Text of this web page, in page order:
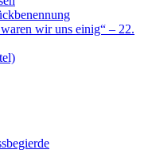
wir uns einig“ – 22.